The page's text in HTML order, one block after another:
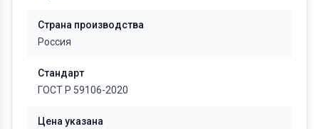
Страна производства
Россия
Стандарт
ГОСТ Р 59106-2020
Цена указана